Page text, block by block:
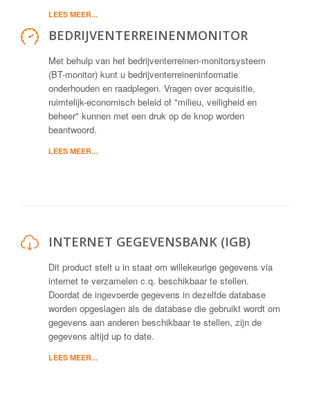
LEES MEER...
BEDRIJVENTERREINENMONITOR
Met behulp van het bedrijventerreinen-monitorsysteem
(BT-monitor) kunt u bedrijventerreineninformatie
onderhouden en raadplegen. Vragen over acquisitie,
ruimtelijk-economisch beleid of "milieu, veiligheid en
beheer" kunnen met een druk op de knop worden
beantwoord.
LEES MEER...
INTERNET GEGEVENSBANK (IGB)
Dit product stelt u in staat om willekeurige gegevens via
internet te verzamelen c.q. beschikbaar te stellen.
Doordat de ingevoerde gegevens in dezelfde database
worden opgeslagen als de database die gebruikt wordt om
gegevens aan anderen beschikbaar te stellen, zijn de
gegevens altijd up to date.
LEES MEER...